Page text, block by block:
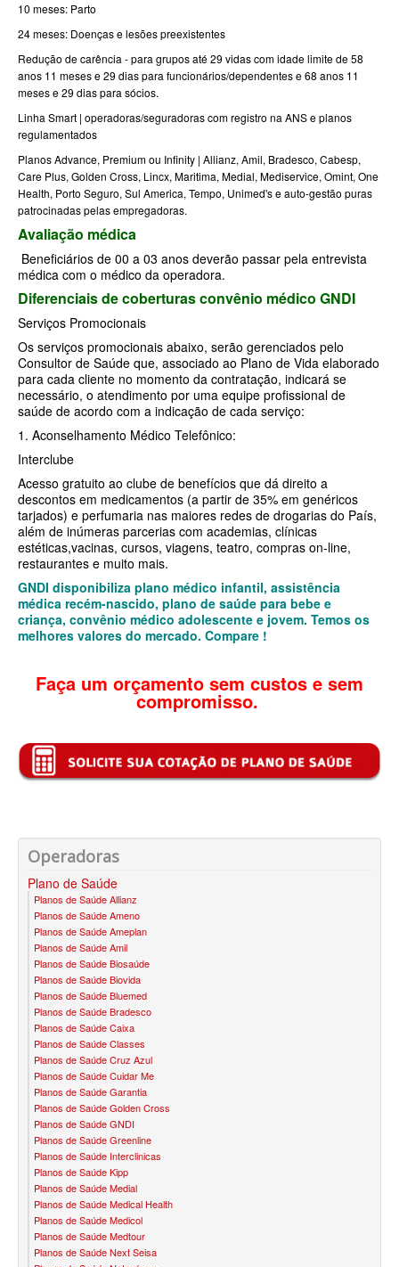
SANTARIS PLANO DE SAÚDE FAMILIAR
SÃO CRISTOVÃO PLANO DE SAÚDE FAMILIAR
SÃO MIGUEL PLANO DE SAÚDE FAMILIAR
STA CASA MAUÁ PLANO DE SAÚDE FAMILIAR
TOTAL MEDCARE PLANO DE SAÚDE FAMILIAR
TRASMONTANO PLANO DE SAÚDE FAMILIAR
ÚNICA PLANO DE SAÚDE FAMILIAR
UNIHOSP PLANO DE SAÚDE FAMILIAR
UNIMED GUARULHOS PLANO DE SAÚDE FAMILIAR
CLASSES PLANO DE SAÚDE FAMILIAR
PLANO DE SAÚDE INFANTIL
AMIL PLANO DE SAÚDE INFANTIL
BIOVIDA PLANO DE SAÚDE INFANTIL
BLUE MED PLANO DE SAÚDE INFANTIL
CLASSES PLANO DE SAÚDE INFANTIL
CUIDAR ME PLANO DE SAÚDE INFANTIL
GARANTIA GS PLANO DE SAÚDE INFANTIL
GNDI PLANO DE SAÚDE INFANTIL
MEDICAL HEALTH PLANO DE SAÚDE INFANTIL
PLENA PLANO DE SAÚDE INFANTIL
SÃO CRISTOVÃO PLANO DE SAÚDE INFANTIL
SÃO MIGUEL PLANO DE SAÚDE INFANTIL
STA CASA MAUÁ PLANO DE SAÚDE INFANTIL
TOTAL MEDCARE PLANO DE SAÚDE INFANTIL
TRASMONTANO PLANO DE SAÚDE INFANTIL
ÚNICA PLANO DE SAÚDE INFANTIL
UNIHOSP PLANO DE SAÚDE INFANTIL
PLANO DE SAÚDE SÊNIOR
BLUE MED PLANO DE SAÚDE SÊNIOR
CUIDAR ME PLANO DE SAÚDE SÊNIOR
10 meses: Parto
24 meses: Doenças e lesões preexistentes
Redução de carência - para grupos até 29 vidas com idade limite de 58
anos 11 meses e 29 dias para funcionários/dependentes e 68 anos 11
meses e 29 dias para sócios.
Linha Smart | operadoras/seguradoras com registro na ANS e planos
regulamentados
Planos Advance, Premium ou Infinity | Allianz, Amil, Bradesco, Cabesp,
Care Plus, Golden Cross, Lincx, Maritima, Medial, Mediservice, Omint, One
Health, Porto Seguro, Sul America, Tempo, Unimed's e auto-gestão puras
patrocinadas pelas empregadoras.
Avaliação médica
Beneficiários de 00 a 03 anos deverão passar pela entrevista
médica com o médico da operadora.
Diferenciais de coberturas convênio médico GNDI
Serviços Promocionais
Os serviços promocionais abaixo, serão gerenciados pelo
Consultor de Saúde que, associado ao Plano de Vida elaborado
para cada cliente no momento da contratação, indicará se
necessário, o atendimento por uma equipe profissional de
saúde de acordo com a indicação de cada serviço:
1. Aconselhamento Médico Telefônico:
Interclube
Acesso gratuito ao clube de benefícios que dá direito a
descontos em medicamentos (a partir de 35% em genéricos
tarjados) e perfumaria nas maiores redes de drogarias do País,
além de inúmeras parcerias com academias, clínicas
estéticas,vacinas, cursos, viagens, teatro, compras on-line,
restaurantes e muito mais.
GNDI disponibiliza plano médico infantil, assistência
médica recém-nascido, plano de saúde para bebe e
criança, convênio médico adolescente e jovem. Temos os
melhores valores do mercado. Compare !
Faça um orçamento sem custos e sem
compromisso.
Operadoras
Plano de Saúde
Planos de Saúde Allianz
Planos de Saúde Ameno
Planos de Saúde Ameplan
Planos de Saúde Amil
Planos de Saúde Biosaúde
Planos de Saúde Biovida
Planos de Saúde Bluemed
Planos de Saúde Bradesco
Planos de Saúde Caixa
Planos de Saúde Classes
Planos de Saúde Cruz Azul
Planos de Saúde Cuidar Me
Planos de Saúde Garantia
Planos de Saúde Golden Cross
Planos de Saúde GNDI
Planos de Saúde Greenline
Planos de Saúde Interclinicas
Planos de Saúde Kipp
Planos de Saúde Medial
Planos de Saúde Medical Health
Planos de Saúde Medicol
Planos de Saúde Medtour
Planos de Saúde Next Seisa